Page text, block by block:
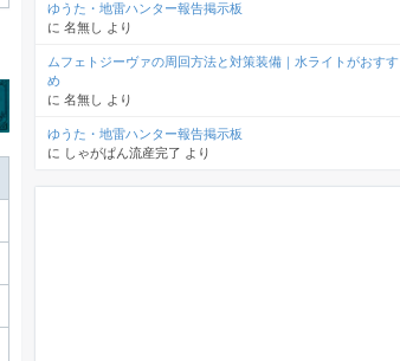
ゆうた・地雷ハンター報告掲示板
に 名無し より
ムフェトジーヴァの周回方法と対策装備｜水ライトがおすす
め
に 名無し より
ゆうた・地雷ハンター報告掲示板
に しゃがぱん流産完了 より